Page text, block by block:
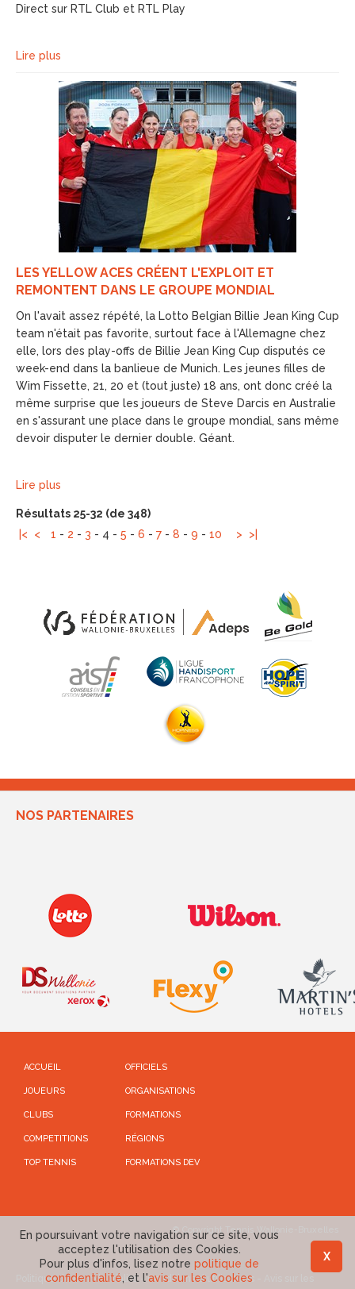
Direct sur RTL Club et RTL Play
Lire plus
LES YELLOW ACES CRÉENT L'EXPLOIT ET
REMONTENT DANS LE GROUPE MONDIAL
On l'avait assez répété, la Lotto Belgian Billie Jean King Cup
team n'était pas favorite, surtout face à l'Allemagne chez
elle, lors des play-offs de Billie Jean King Cup disputés ce
week-end dans la banlieue de Munich. Les jeunes filles de
Wim Fissette, 21, 20 et (tout juste) 18 ans, ont donc créé la
même surprise que les joueurs de Steve Darcis en Australie
en s'assurant une place dans le groupe mondial, sans même
devoir disputer le dernier double. Géant.
Lire plus
Résultats 25-32 (de 348)
|<
< 1 - 2 - 3 - 4 - 5 - 6 - 7 - 8 - 9 - 10 > >|
NOS PARTENAIRES
ACCUEIL
JOUEURS
CLUBS
COMPETITIONS
TOP TENNIS
OFFICIELS
ORGANISATIONS
FORMATIONS
RÉGIONS
FORMATIONS DEV
© Copyright Tennis Wallonie-Bruxelles
Politique de confidentialité-Conditions d'utilisations
X
En poursuivant votre navigation sur ce site, vous
acceptez l'utilisation des Cookies.
Pour plus d'infos, lisez notre politique de
confidentialité , et l'avis sur les Cookies